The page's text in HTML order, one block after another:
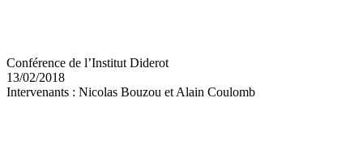
Conférence de l’Institut Diderot
13/02/2018
Intervenants : Nicolas Bouzou et Alain Coulomb